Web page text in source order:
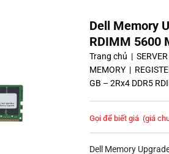
Dell Memory
RDIMM 5600
Trang chủ | SERVER
MEMORY|
GB – 2Rx4 DDR5
Gọi để biết giá (giá
Dell Memory